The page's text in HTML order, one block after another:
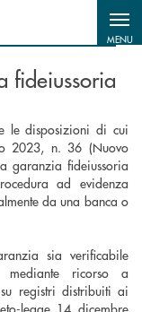
MENU
fideiussoria
le disposizioni di cui
2023, n. 36 (Nuovo
garanzia fideiussoria
ad evidenza
da una banca o
sia verificabile
mediante ricorso a
registri distribuiti ai
legge 14 dicembre